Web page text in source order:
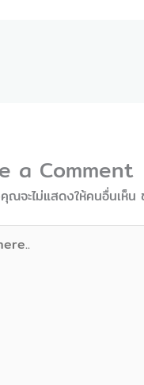
a Comment
ณจะไม่แสดงให้คนอื่นเห็น